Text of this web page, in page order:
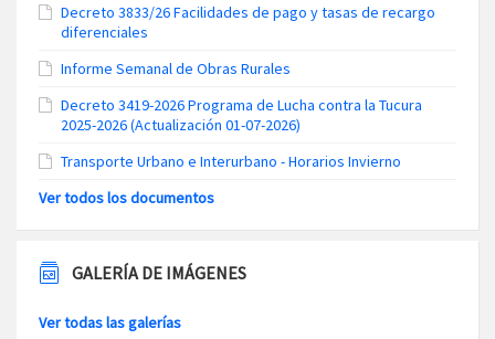
Decreto 3833/26 Facilidades de pago y tasas de recargo
diferenciales
Informe Semanal de Obras Rurales
Decreto 3419-2026 Programa de Lucha contra la Tucura
2025-2026 (Actualización 01-07-2026)
Transporte Urbano e Interurbano - Horarios Invierno
Ver todos los documentos
GALERÍA DE IMÁGENES
Ver todas las galerías